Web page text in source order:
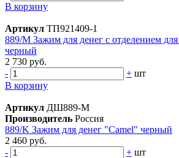
В корзину
Артикул ТП921409-1
889/М Зажим для денег с отделением
черный
2 730 руб.
-
+ шт
В корзину
Артикул ДШ889-М
Производитель Россия
889/K Зажим для денег "Camel" черный
2 460 руб.
-
+ шт